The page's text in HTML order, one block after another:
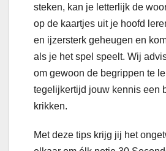
steken, kan je letterlijk de
op de kaartjes uit je hoofd
en ijzersterk geheugen en
als je het spel speelt. Wij
om gewoon de begrippen te
tegelijkertijd jouw kennis een
krikken.
Met deze tips krijg jij het